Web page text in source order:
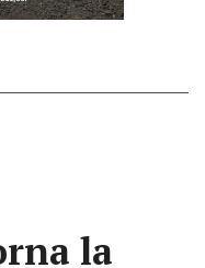
la